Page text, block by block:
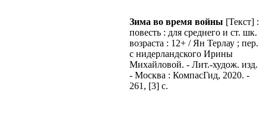
Зима во время войны [Текст] :
повесть : для среднего и ст. шк.
возраста : 12+ / Ян Терлау ; пер.
с нидерландского Ирины
Михайловой. - Лит.-худож. изд.
- Mосква : КомпасГид, 2020. -
261, [3] с.